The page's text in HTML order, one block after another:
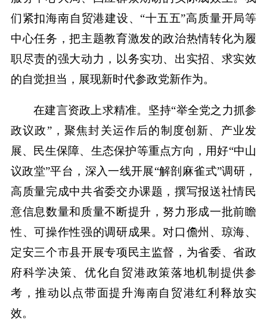
们紧扣海南自贸港建设、“十五五”高质量开局等
中心任务，把主题教育激发的政治热情转化为履
职尽责的强大动力，以务实功、出实招、求实效
的自觉担当，展现新时代参政党新作为。
在建言资政上求精准。坚持“举全党之力抓参
政议政”，聚焦封关运作后的制度创新、产业发
展、民生保障、生态保护等重点方向，用好“中山
议政堂”平台，深入一线开展“解剖麻雀式”调研，
高质量完成中共省委交办课题，撰写报送社情民
意信息数量和质量不断提升，努力形成一批前瞻
性、可操作性强的调研成果。对口儋州、琼海、
定安三个市县开展专项民主监督，为省委、省政
府科学决策、优化自贸港政策落地机制提供参
考，推动以点带面提升海南自贸港红利释放实
效。